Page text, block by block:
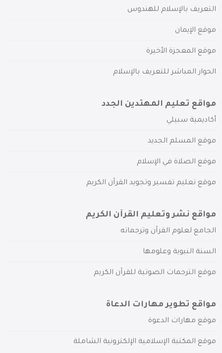
التعريف بالإسلام للهندوس
موقع الإيمان
موقع المعجزة الأخيرة
الحوار المباشر للتعريف بالإسلام
مواقع تعليم المهتدين الجدد
أكاديمية سبيلي
موقع المسلم الجديد
موقع الصلاة في الإسلام
موقع تعليم تفسير وتجويد القرآن الكريم
مواقع نشر وتعليم القرآن الكريم
الجامع لعلوم القرآن وترجماته
السنة النبوية وعلومها
موقع الترجمات الصوتية للقرآن الكريم
مواقع تطوير مهارات الدعاة
موقع مهارات الدعوة
موقع المكتبة الإسلامية الإلكترونية الشاملة